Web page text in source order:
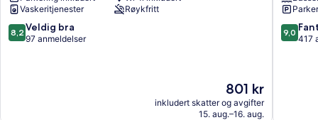
Vaskeritjenester
Røykfritt
8.2
av
8,2 Veldig bra
97 anmeldelser
Prisen
er
801 kr
801 kr
inkludert skatter og avgifter
15. aug.–16. aug.
9.0
av
9,0
417